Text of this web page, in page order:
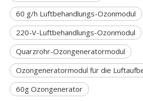
60 g/h Luftbehandlungs-Ozonmodul
220-V-Luftbehandlungs-Ozonmodul
Quarzrohr-Ozongeneratormodul
Ozongeneratormodul für die
60g Ozongenerator